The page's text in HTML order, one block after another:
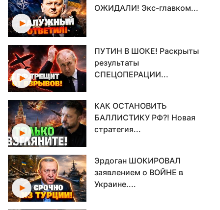
ОЖИДАЛИ! Экс-главком...
ПУТИН В ШОКЕ! Раскрыты
результаты
СПЕЦОПЕРАЦИИ...
КАК ОСТАНОВИТЬ
БАЛЛИСТИКУ РФ?! Новая
стратегия...
Эрдоган ШОКИРОВАЛ
заявлением о ВОЙНЕ в
Украине....